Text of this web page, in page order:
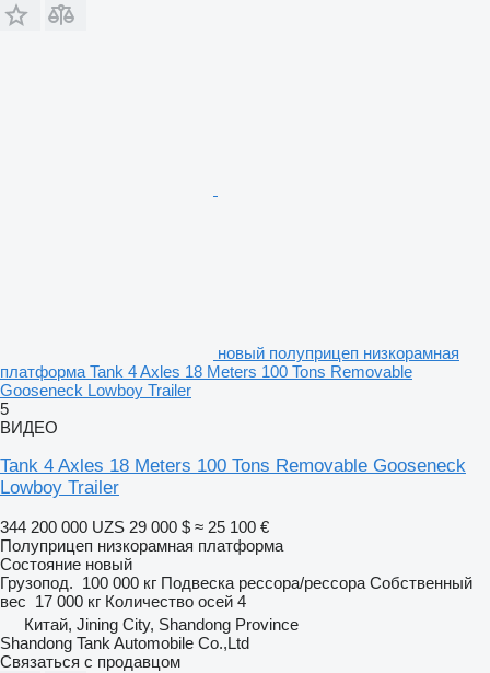
новый полуприцеп низкорамная
платформа Tank 4 Axles 18 Meters 100 Tons Removable
Gooseneck Lowboy Trailer
5
ВИДЕО
Tank 4 Axles 18 Meters 100 Tons Removable Gooseneck
Lowboy Trailer
344 200 000 UZS 29 000 $ ≈ 25 100 €
Полуприцеп низкорамная платформа
Состояние новый
Грузопод. 100 000 кг Подвеска рессора/рессора Собственный
вес 17 000 кг Количество осей 4
Китай, Jining City, Shandong Province
Shandong Tank Automobile Co.,Ltd
Связаться с продавцом